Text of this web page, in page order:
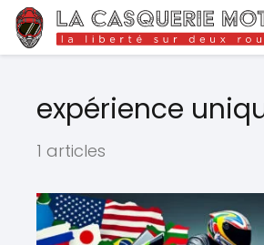
expérience
1 articles